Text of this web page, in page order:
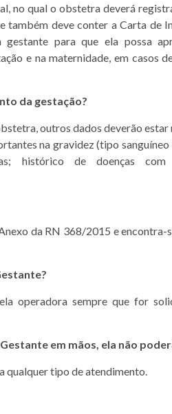
no qual o obstetra deverá
também deve conter a Carta de
para que ela possa
e na maternidade, em casos
da gestação?
outros dados deverão
na gravidez (tipo
histórico de doenças com
da RN 368/2015 e encontra-
operadora sempre que for
em mãos, ela não
qualquer tipo de atendimento.